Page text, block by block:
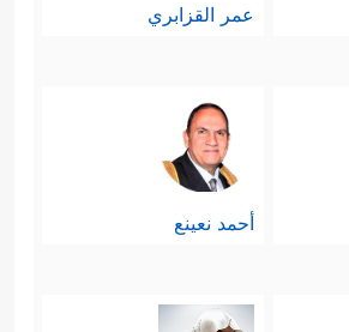
الاصطفاء يأتي متناغمًا
نبيٍّ إنما كان من أوسط
﴿وَیُعَلِّمُهُ ٱلۡكِتَـٰبَ
عمر القزابري
أحمد نعينع